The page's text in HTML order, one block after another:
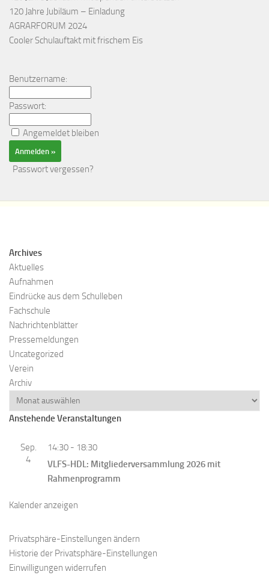
120 Jahre Jubiläum – Einladung
AGRARFORUM 2024
Cooler Schulauftakt mit frischem Eis
Benutzername:
Passwort:
Angemeldet bleiben
Passwort vergessen?
Archives
Aktuelles
Aufnahmen
Eindrücke aus dem Schulleben
Fachschule
Nachrichtenblätter
Pressemeldungen
Uncategorized
Verein
Archiv
Anstehende Veranstaltungen
Sep.
4
14:30 - 18:30
VLFS-HDL: Mitgliederversammlung 2026 mit
Rahmenprogramm
Kalender anzeigen
Privatsphäre-Einstellungen ändern
Historie der Privatsphäre-Einstellungen
Einwilligungen widerrufen